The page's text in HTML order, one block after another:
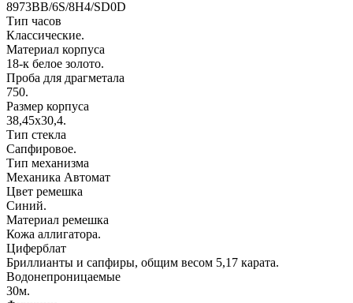
8973BB/6S/8H4/SD0D
Тип часов
Классические.
Материал корпуса
18-к белое золото.
Проба для драгметала
750.
Размер корпуса
38,45х30,4.
Тип стекла
Сапфировое.
Тип механизма
Механика Автомат
Цвет ремешка
Синий.
Материал ремешка
Кожа аллигатора.
Циферблат
Бриллианты и сапфиры, общим весом 5,17 карата.
Водонепроницаемые
30м.